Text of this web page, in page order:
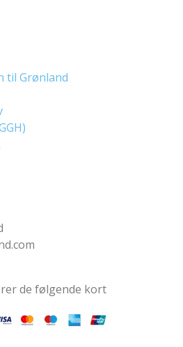
til Grønland
de følgende kort